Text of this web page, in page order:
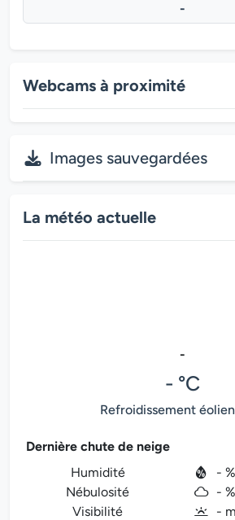
-
Webcams à proximité
Images sauvegardées
La météo actuelle
-
- °C
Refroidissement
Dernière chute de neige
Humidité
- %
Nébulosité
- %
Visibilité
- m